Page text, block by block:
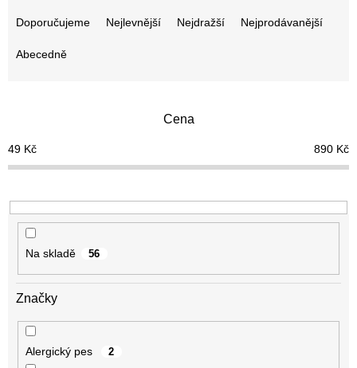
o
d
k
t
Doporučujeme Nejlevnější Nejdražší Nejprodávanější
Abecedně
Cena
49 Kč 890 Kč
Na skladě 56
Značky
Alergický pes 2